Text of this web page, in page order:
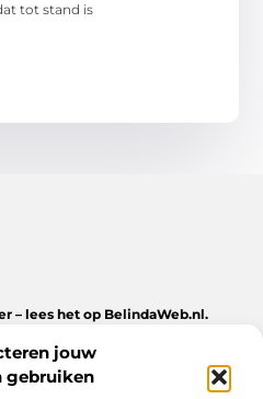
jouw
gebruiken
tot stand is
– lees het op BelindaWeb.nl.
te bieden heeft.